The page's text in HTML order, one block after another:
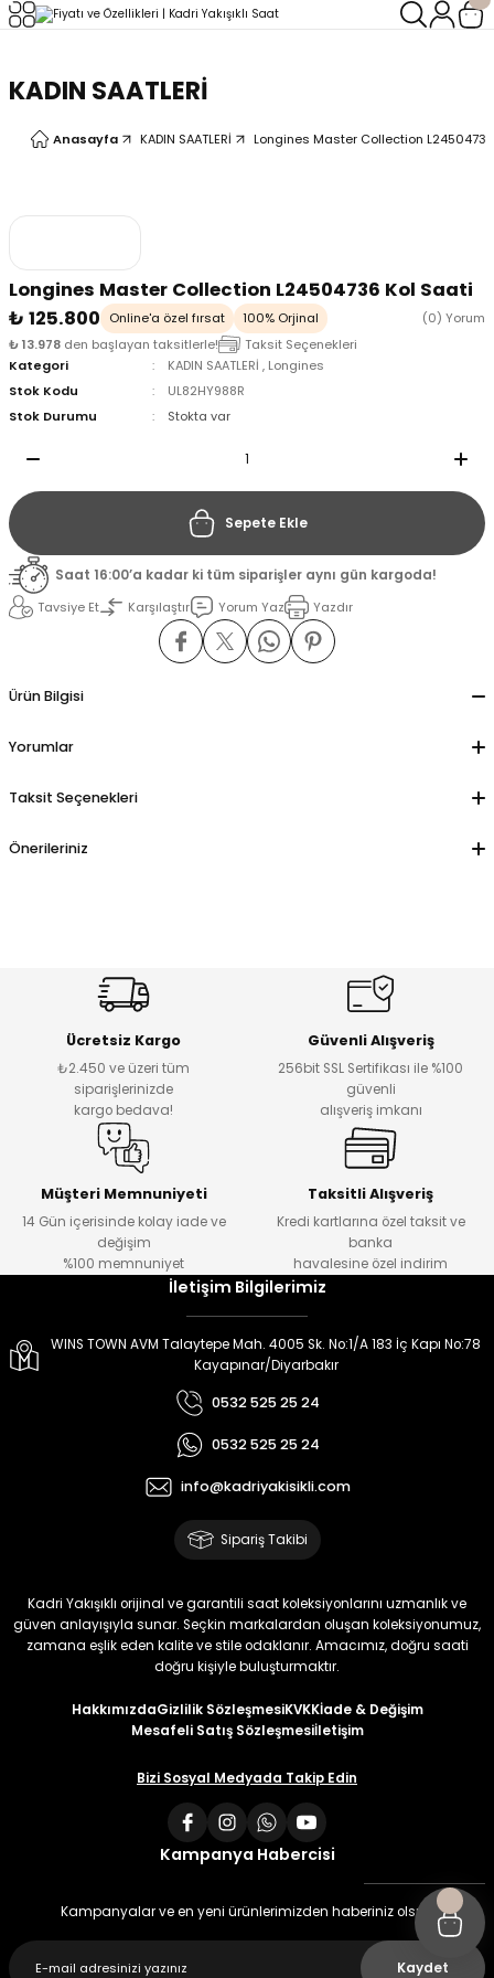
KADIN SAATLERİ
Anasayfa KADIN SAATLERİ Longines Master Collection
Longines Master Collection L24504736 Kol Saati
₺ 125.800
Online'a özel fırsat 100% Orjinal
(0) Yorum
₺ 13.978 den başlayan taksitlerle!
Taksit Seçenekleri
Kategori
KADIN SAATLERİ , Longines
Stok Kodu
UL82HY988R
Stok Durumu
Stokta var
Sepete Ekle
Saat 16:00’a kadar ki tüm siparişler aynı gün kargoda!
Tavsiye Et
Karşılaştır Yorum Yaz Yazdır
Ürün Bilgisi
Yorumlar
Taksit Seçenekleri
Önerileriniz
Ücretsiz Kargo
₺2.450 ve üzeri tüm
siparişlerinizde
kargo bedava!
Güvenli Alışveriş
256bit SSL Sertifikası ile %100
güvenli
alışveriş imkanı
Müşteri Memnuniyeti
14 Gün içerisinde kolay iade ve
değişim
%100 memnuniyet
Taksitli Alışveriş
Kredi kartlarına özel taksit ve
banka
havalesine özel indirim
İletişim Bilgilerimiz
WINS TOWN AVM Talaytepe Mah. 4005 Sk. No:1/A 183 İç Kapı No:78
Kayapınar/Diyarbakır
0532 525 25 24
0532 525 25 24
info@kadriyakisikli.com
Sipariş Takibi
Kadri Yakışıklı orijinal ve garantili saat koleksiyonlarını uzmanlık ve
güven anlayışıyla sunar. Seçkin markalardan oluşan koleksiyonumuz,
zamana eşlik eden kalite ve stile odaklanır. Amacımız, doğru saati
doğru kişiyle buluşturmaktır.
HakkımızdaGizlilik SözleşmesiKVKKİade & Değişim
Mesafeli Satış Sözleşmesiİletişim
Bizi Sosyal Medyada Takip Edin
Kampanya Habercisi
Kampanyalar ve en yeni ürünlerimizden haberiniz olsun
Kaydet
Geri Dön
Geri Dön